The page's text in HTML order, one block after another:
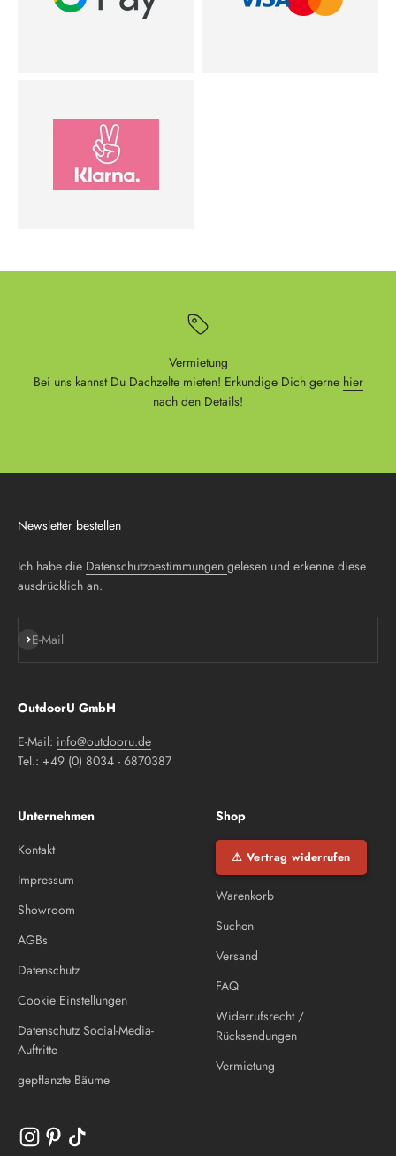
Vermietung
Bei uns kannst Du Dachzelte mieten! Erkundige Dich gerne hier
nach den Details!
Newsletter bestellen
Ich habe die Datenschutzbestimmungen gelesen und erkenne diese
ausdrücklich an.
E-Mail
Abonnieren
OutdoorU GmbH
E-Mail: info@outdooru.de
Tel.: +49 (0) 8034 - 6870387
Unternehmen
Kontakt
Impressum
Showroom
AGBs
Datenschutz
Cookie Einstellungen
Datenschutz Social-Media-
Auftritte
gepflanzte Bäume
Shop
⚠ Vertrag widerrufen
Warenkorb
Suchen
Versand
FAQ
Widerrufsrecht /
Rücksendungen
Vermietung